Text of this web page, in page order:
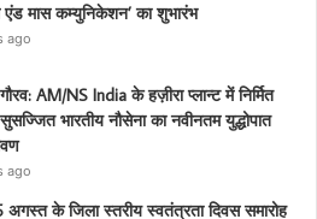
एंड मास कम्युनिकेशन’ का शुभारंभ
ago
AM/NS India के हज़ीरा प्लान्ट में निर्मित
भारतीय नौसेना का नवीनतम युद्धोपात
ago
अगस्त के जिला स्तरीय स्वतंत्रता दिवस समारोह